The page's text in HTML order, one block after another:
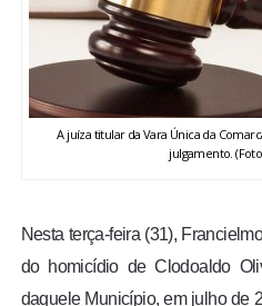
TV LPB
FOTOS
A juíza titular da Vara Única da
julgamento.
Nesta terça-feira (31),
do homicídio de Clodoaldo
daquele Município, em julho de